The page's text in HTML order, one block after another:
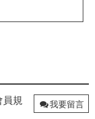
員規
我要留言